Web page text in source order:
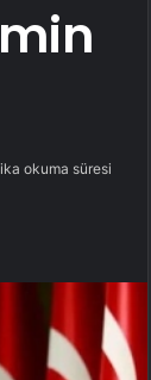
okuma süresi